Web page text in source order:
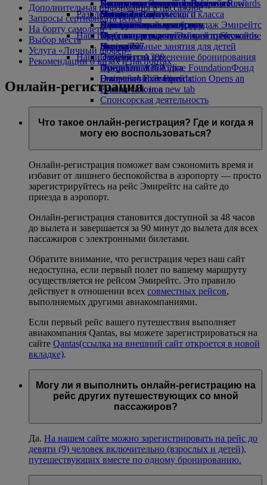
экономическом классе
Меню Экономического класса
Напитки
Наш парк самолетов
Boeing 777
Эмирейтс A380
Эмирейтс A350
Эмирейтс Executive
Планы салонов
Коллекция товаров duty free от
Эмирейтс
Официальный центр продаж Эмирейтс
Питание для детей и младенцев
Развлечения для детей
Детские каналы на борту
Игрушки для детей
Увлекательные занятия для детей
Экологическая устойчивость нашей
деятельности
Экологическая политика
Отчеты о результатах экологической
политики
Наши сообщества
Фонд Emirates Airline FoundationФонд
Emirates Airline Foundation Opens an
external link in a new tab
Спонсорская деятельность
Наши партнеры
Skywards Rail
Калькулятор миль
Вход в программу Эмирейтс Skywards
Skywards+
Доступные поездки с Эмирейтс
Специальная помощь и
дополнительные запросы
Программа Эмирейтс Business Rewards
Услуги на борту
Инструменты и ресурсы
Мобильная версия сайта и приложение
Эмирейтс
Отмена или изменение бронирования
Прерванная поездка
О компании Эмирейтс
Дополнительная информация о пассажире
Запросы сертификата рейса
На борту самолета
Выбор места
Услуга «Личный шофер»
Рекомендации о визах и паспортах
Онлайн-регистрация
Что такое онлайн-регистрация? Где и когда я
могу ею воспользоваться?
Онлайн-регистрация поможет вам сэкономить время и
избавит от лишнего беспокойства в аэропорту — просто
зарегистрируйтесь на рейс Эмирейтс на сайте до
приезда в аэропорт.
Онлайн-регистрация становится доступной за 48 часов
до вылета и завершается за 90 минут до вылета для всех
пассажиров с электронными билетами.
Обратите внимание, что регистрация через наш сайт
недоступна, если первый полет по вашему маршруту
осуществляется не рейсом Эмирейтс. Это правило
действует в отношении всех совместных рейсов,
выполняемых другими авиакомпаниями.
Если первый рейс вашего путешествия выполняет
авиакомпания Qantas, вы можете зарегистрироваться на
сайте Qantas(ссылка на внешний сайт откроется в новой
вкладке).
Могу ли я выполнить онлайн-регистрацию на
рейс других путешествующих со мной
пассажиров?
Да. На нашем сайте можно зарегистрировать на рейс до
девяти (9) человек включительно (взрослых и детей),
путешествующих вместе по одному бронированию.